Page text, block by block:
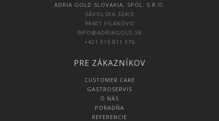
ADRIA GOLD SLOVAKIA, SPOL. S.R.O.
SÁVOLSKA 324/3
98601 FIĽAKOVO
INFO@ADRIAGOLD.SK
+421 915 811 376
PRE ZÁKAZNÍKOV
CUSTOMER CARE
GASTROSERVIS
O NÁS
PORADŇA
REFERENCIE